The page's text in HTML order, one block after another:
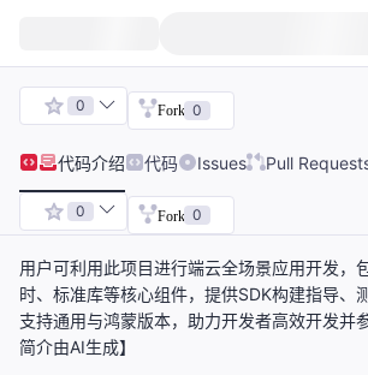
0 Fork 0
代码介绍 代码 Issues Pull
0 Fork 0
用户可利用此项目进行端云全场景应用开发，
时、标准库等核心组件，提供SDK构建指导、
支持通用与鸿蒙版本，助力开发者高效开发并
简介由AI生成】